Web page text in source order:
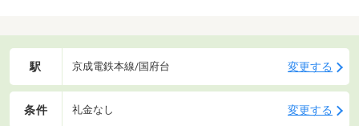
駅 京成電鉄本線/国府台 変更する
条件 礼金なし 変更する